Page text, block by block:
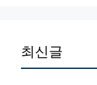
최신글